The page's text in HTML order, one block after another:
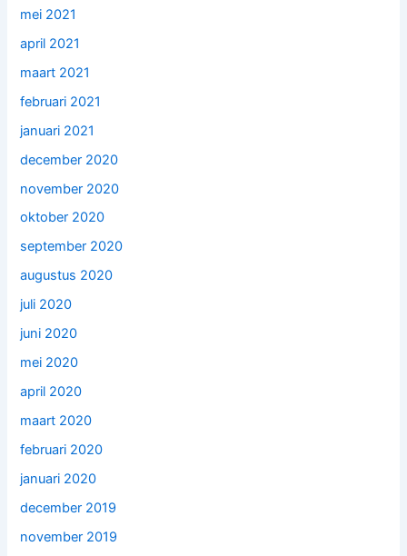
mei 2021
april 2021
maart 2021
februari 2021
januari 2021
december 2020
november 2020
oktober 2020
september 2020
augustus 2020
juli 2020
juni 2020
mei 2020
april 2020
maart 2020
februari 2020
januari 2020
december 2019
november 2019